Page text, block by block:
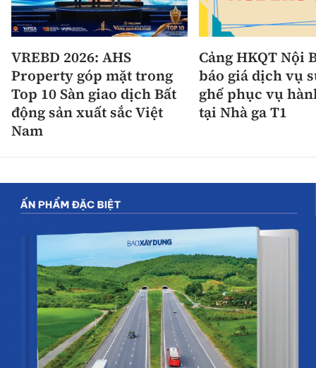
VREBD 2026: AHS
Property góp mặt trong
Top 10 Sàn giao dịch Bất
động sản xuất sắc Việt
Nam
Cảng HKQT Nội
báo giá dịch vụ
ghế phục vụ
tại Nhà ga T1